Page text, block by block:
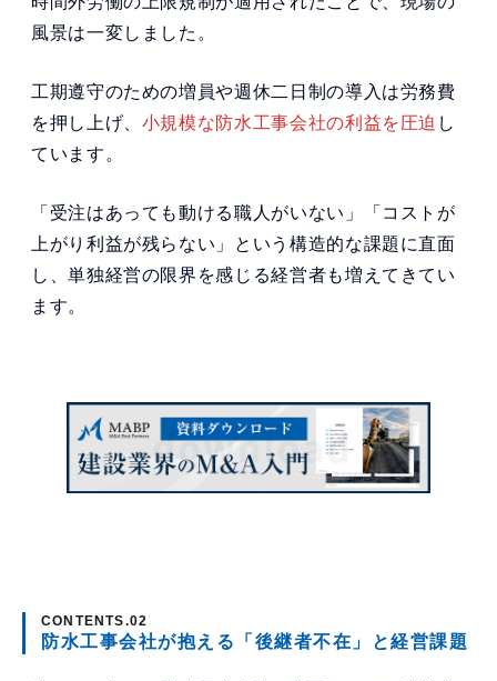
風景は一変しました。
工期遵守のための増員や週休二日制の導入は労務費
を押し上げ、 小規模な防水工事会社の利益を圧迫 し
ています。
「受注はあっても動ける職人がいない」「コストが
上がり利益が残らない」という構造的な課題に直面
し、単独経営の限界を感じる経営者も増えてきてい
ます。
防水工事会社が抱える「後継者不在」と経営課題